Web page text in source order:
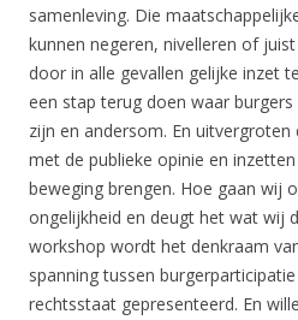
samenleving. Die
kunnen negeren, nivelleren of
door in alle gevallen gelijke inzet
een stap terug doen waar
zijn en andersom. En
met de publieke opinie en
beweging brengen. Hoe gaan wij
ongelijkheid en deugt het wat wij
workshop wordt het denkraam
spanning tussen
rechtsstaat gepresenteerd. En